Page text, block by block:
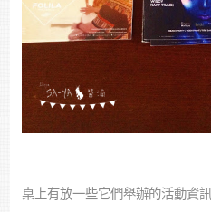
桌上有放一些它們舉辦的活動資訊